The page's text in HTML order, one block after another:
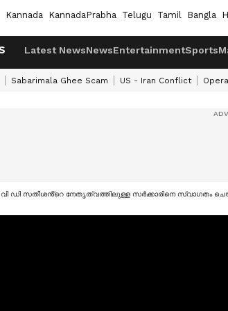
Kannada KannadaPrabha Telugu Tamil Bangla
Latest NewsNewsEntertainmentSports
Sabarimala Ghee Scam US - Iran Conflict
വി ഡി സതീശൻ്റെ നേതൃത്വത്തിലുള്ള സർക്കാരിനെ സ്വാഗതം